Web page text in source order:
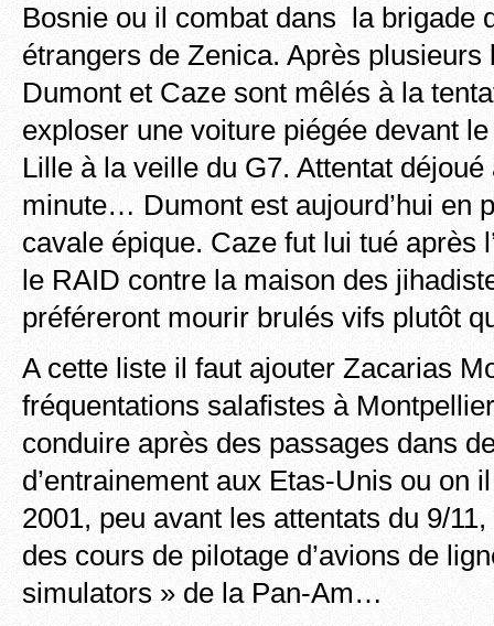
Bosnie ou il combat dans la brigade
étrangers de Zenica. Après plusieurs
Dumont et Caze sont mêlés à la
exploser une voiture piégée devant
Lille à la veille du G7. Attentat
minute… Dumont est aujourd’hui en
cavale épique. Caze fut lui tué après
le RAID contre la maison des
préféreront mourir brulés vifs plutôt
A cette liste il faut ajouter Zacarias
fréquentations salafistes à
conduire après des passages dans
d’entrainement aux Etas-Unis ou on
2001, peu avant les attentats du 9/11,
des cours de pilotage d’avions de
simulators » de la Pan-Am…